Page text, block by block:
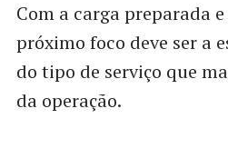
Com a carga preparada
próximo foco deve ser a
do tipo de serviço que
da operação.